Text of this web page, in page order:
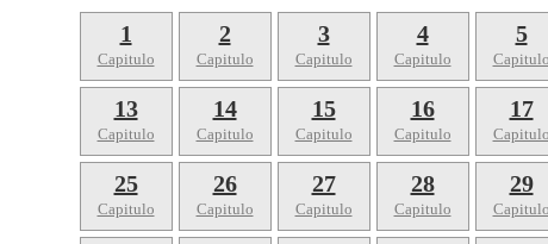
1
Capitulo
2
Capitulo
3
Capitulo
4
Capitulo
5
Capitulo
13
Capitulo
14
Capitulo
15
Capitulo
16
Capitulo
17
Capitulo
25
Capitulo
26
Capitulo
27
Capitulo
28
Capitulo
29
Capitulo